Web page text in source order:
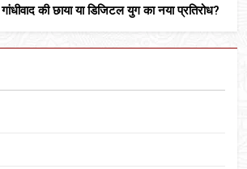
की छाया या डिजिटल युग का नया प्रतिरोध?